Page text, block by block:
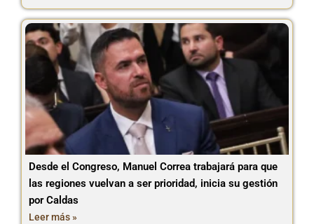
Desde el Congreso, Manuel Correa trabajará para que
las regiones vuelvan a ser prioridad, inicia su gestión
por Caldas
Leer más »